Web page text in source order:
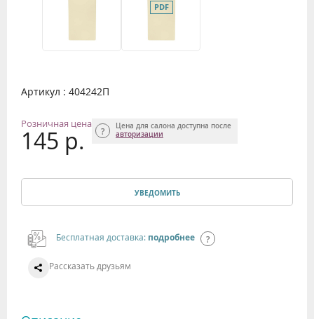
Артикул : 404242П
Розничная цена
145 р.
Цена для салона доступна после
авторизации
УВЕДОМИТЬ
Бесплатная доставка: подробнее
Рассказать друзьям